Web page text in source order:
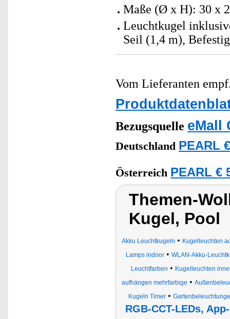
Maße (Ø x H): 30 x
Leuchtkugel
Seil (1,4 m),
Vom Lieferanten
Bezugsquelle eMall
Deutschland PEARL
Österreich PEARL €
Themen-
Kugel, Pool
Akku Leuchtkugeln • Kugelleuchten
Lamps indoor • WLAN-Akku-
Leuchtfarben • Kugelleuchten
aufhängen mehrfarbige •
Kugeln Timer•
RGB-CCT-LEDs,